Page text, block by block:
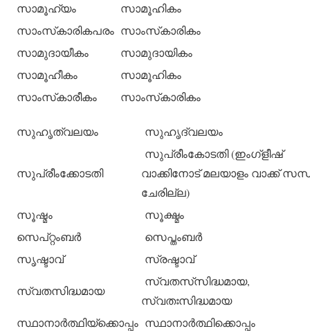
സാമൂഹ്യം
സാമൂഹികം
സാംസ്‌കാരികപരം സാംസ്‌കാരികം
സാമുദായീകം
സാമുദായികം
സാമൂഹീകം
സാമൂഹികം
സാംസ്‌കാരീകം
സാംസ്‌കാരികം
സുഹൃത്‌വലയം സുഹൃദ്‌വലയം
സുപ്രീംക്കോടതി
സുപ്രീംകോടതി (ഇംഗ്‌ളീഷ്
വാക്കിനോട് മലയാളം വാക്ക്
ചേരില്ല)
സൂഷ്മം
സൂക്ഷ്മം
സെപ്റ്റംബര്‍
സെപ്തംബര്‍
സൃഷ്ടാവ്
സ്രഷ്ടാവ്
സ്വതസിദ്ധമായ
സ്വതസ്‌സിദ്ധമായ,
സ്വതഃസിദ്ധമായ
സ്ഥാനാര്‍ത്ഥിയ്‌ക്കൊപ്പം സ്ഥാനാര്‍ത്ഥിക്കൊപ്പം